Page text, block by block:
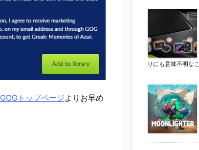
GOGトップページよりお早め
りにも意味不明な